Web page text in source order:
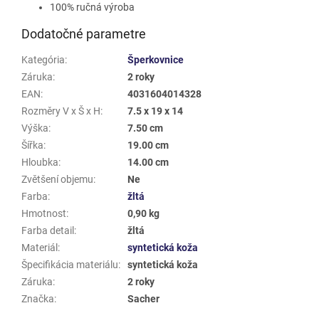
100% ručná výroba
Dodatočné parametre
Kategória:
Šperkovnice
Záruka:
2 roky
EAN:
4031604014328
Rozměry V x Š x H:
7.5 x 19 x 14
Výška:
7.50 cm
Šířka:
19.00 cm
Hloubka:
14.00 cm
Zvětšení objemu:
Ne
Farba:
žltá
Hmotnost:
0,90 kg
Farba detail :
žltá
Materiál :
syntetická koža
Špecifikácia materiálu:
syntetická koža
Záruka:
2 roky
Značka: Sacher